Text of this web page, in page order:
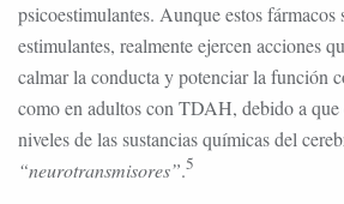
psicoestimulantes. Aunque estos fármacos
estimulantes, realmente ejercen acciones
calmar la conducta y potenciar la función
como en adultos con TDAH, debido a
niveles de las sustancias químicas del
“neurotransmisores”.5